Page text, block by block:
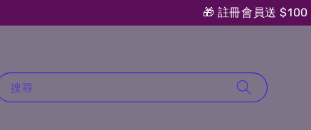
🎁 註冊會員送 $100
搜尋